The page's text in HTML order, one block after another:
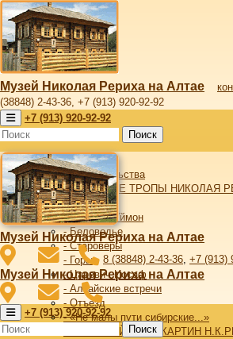
Музей Николая Рериха на Алтае
(38848) 2-43-36, +7 (913) 920-92-92
+7 (913) 920-92-92
Поиск
Рерих и Алтай
От издательства
АЛТАЙСКИЕ ТРОПЫ НИКОЛАЯ
- Алтай
- Верхний Уймон
- Беловодье
- Староверы
- Горы
- Царевич Иосаф
- Алтайские встречи
- Отъезд
- «Не малы пути сибирские...»
АЛТАЙСКИЙ ЦИКЛ КАРТИН
Музей Николая Рериха на Алтае
8 (38848) 2-43-36, +7 (913)
Музей Николая Рериха на Алтае
+7 (913) 920-92-92
Поиск